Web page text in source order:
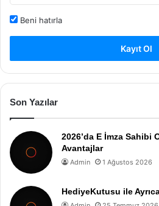
Beni hatırla
Kayıt Ol
Son Yazılar
2026’da E İmza Sahibi
Avantajlar
Admin 1 Ağustos 2026
HediyeKutusu ile